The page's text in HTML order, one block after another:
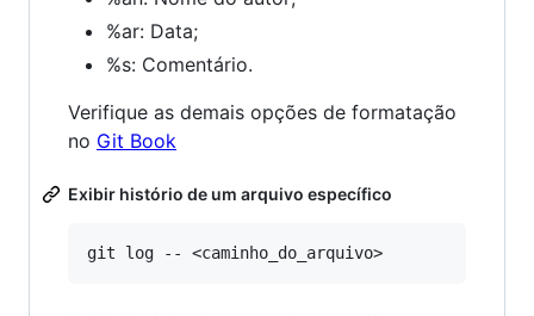
%ar: Data;
%s: Comentário.
Verifique as demais opções de formatação
no Git Book
Exibir histório de um arquivo específico